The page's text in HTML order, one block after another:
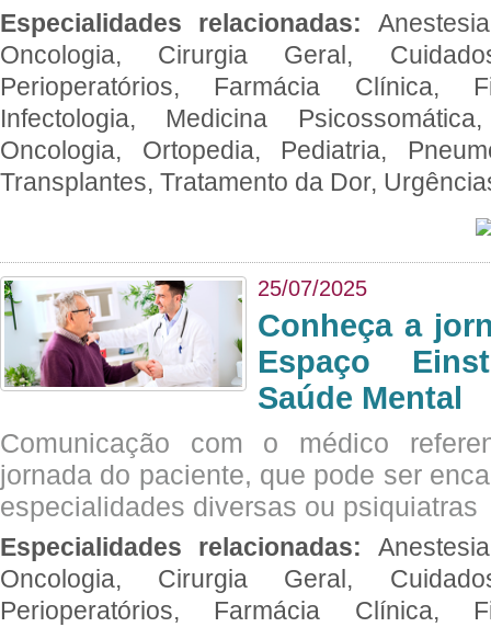
Especialidades relacionadas:
Oncologia, Cirurgia Geral,
Perioperatórios, Farmácia Clínica,
Infectologia, Medicina
Oncologia, Ortopedia, Pediatria,
Transplantes, Tratamento da Dor,
25/07/2025
Conheça a
Espaço
Saúde Mental
Comunicação com o médico
jornada do paciente, que pode ser
especialidades diversas ou psiquiatras
Especialidades relacionadas:
Oncologia, Cirurgia Geral,
Perioperatórios, Farmácia Clínica,